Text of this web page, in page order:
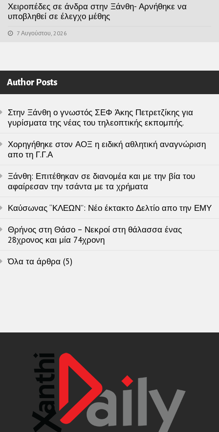
Χειροπέδες σε άνδρα στην Ξάνθη- Αρνήθηκε να
υποβληθεί σε έλεγχο μέθης
7 Αυγούστου, 2026
Author Posts
Στην Ξάνθη ο γνωστός ΣΕΦ Άκης Πετρετζίκης για
γυρίσματα της νέας του τηλεοπτικής εκπομπής.
Χορηγήθηκε στον ΑΟΞ η ειδική αθλητική αναγνώριση
απο τη Γ.Γ.Α
Ξάνθη: Επιτέθηκαν σε διανομέα και με την βία του
αφαίρεσαν την τσάντα με τα χρήματα
Καύσωνας “ΚΛΕΩΝ”: Νέο έκτακτο Δελτίο απο την ΕΜΥ
Θρήνος στη Θάσο – Νεκροί στη θάλασσα ένας
28χρονος και μία 74χρονη
Όλα τα άρθρα (5)